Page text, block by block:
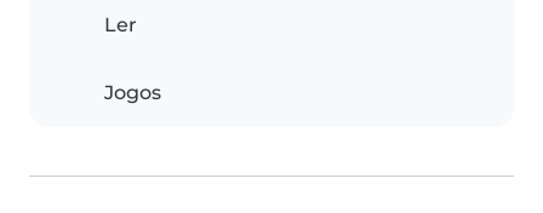
Ler
Jogos